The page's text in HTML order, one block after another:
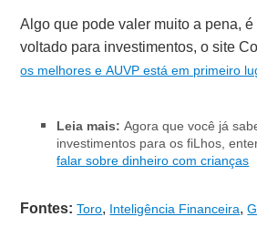
Algo que pode valer muito a pena,
voltado para investimentos, o site
os melhores e AUVP está em primeiro
Leia mais:Agora que você já
investimentos para os fiLhos,
falar sobre dinheiro com crianças
Fontes: Toro, Inteligência Financeira,